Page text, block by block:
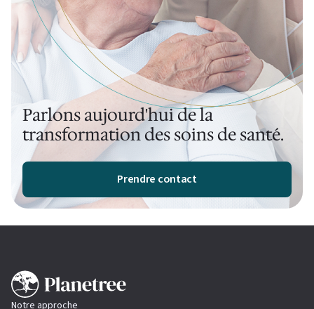
Parlons aujourd'hui de la
transformation des soins de santé.
Prendre contact
Notre approche